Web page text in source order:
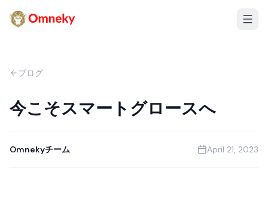
ブログ
今こそスマートグロースへ
Omnekyチーム April 21, 2023